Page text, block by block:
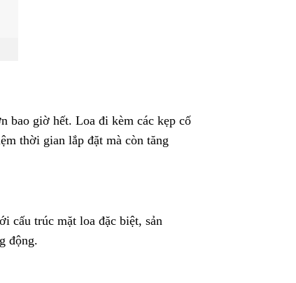
bao giờ hết. Loa đi kèm các kẹp cố
thời gian lắp đặt mà còn tăng
cấu trúc mặt loa đặc biệt, sản
động.